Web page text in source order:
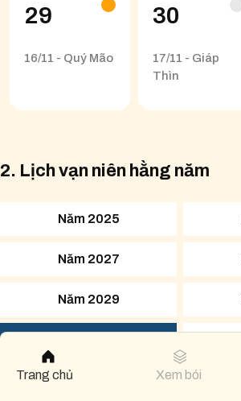
29
16/11 - Quý Mão
30
17/11 - Giáp
Thìn
2. Lịch vạn niên hằng năm
Năm 2025
Năm 2027
Năm 2029
Năm 2033
Trang chủ Xem bói